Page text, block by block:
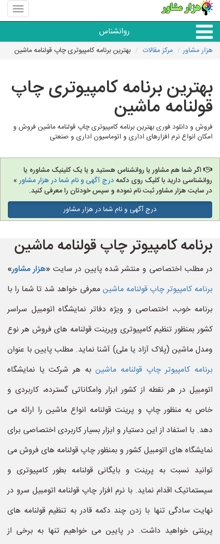
منوی
سایت
مشاور
روانشناس
گروه روانشناسی
هزار مشاور مرکز مقالات بهترین برنامه کامپیوتری چاپ قولنامه ماشین
بهترین برنامه کامپیوتری چاپ
قولنامه ماشین
فروش و دانلود فوری بهترین برنامه کامپیوتری چاپ قولنامه ماشین فروش و
امکان انواع نرم افزارهای اداری و اتوماسیون اداری و صنعتی
اگر شما هم مشاور یا روانشناس هستید و یا یک کلینیک مشاوره یا
روانشناسی دارید با کلیک روی دکمهدرج آگهی و نام شما در هزار مشاور»
در سایت هزار مشاور ثبت نام نموده و سپس خودتان را معرفی کنید.
درج آگهی و نام شما در هزار مشاور
برنامه کامپیوتر چاپ قولنامه ماشین
در مطلب اختصاصی و منتشر شده پایین در سایت«هزار مشاور»
برنامه کامپیوتر چاپ قولنامه ماشینمعرفی خواهد شد تا شما را با
برنامه خوب، اختصاصی و ویژه دفاتر نمایشگاه اتومبیل سراسر
کشور بمنظور تنظیم کامپیوتری وپرینت قولنامه های فروش هر نوع
ومدل ماشین (پلاک آزاد یا ملی) آشنا نماید. مطلب پایین با عنوان
برنامه کامپیوتر چاپ قولنامه ماشینبه هر شرکت یا نمایشگاه
اتومبیل در هر نقطه از کشور ابزار وامکاناتی گسترده، کاربردی و
خاص به منظور چاپ و پرینت قولنامه انواع ماشین را ارائه می
دهد. با استفاد از این دستیار و ابزار بسیار کاربردی اختصاصی برای
نمایشگاه های اتومبیل کشور و بمنظور چاپ قولنامه های فروش می
توانید نسبت به پرینت و بایگانی قولنامه بطور کامپیوتری و
سیستماتیک اقدام نماید. با نرم افزار چاپ قولنامه اتومبیل سرو در
نهایت سادگی تنها با زدن چند دکمه قادر به تنظیم قولنامه های
پرینتی خواهید داشت. در پایین می خواهیم تنها به برخی از